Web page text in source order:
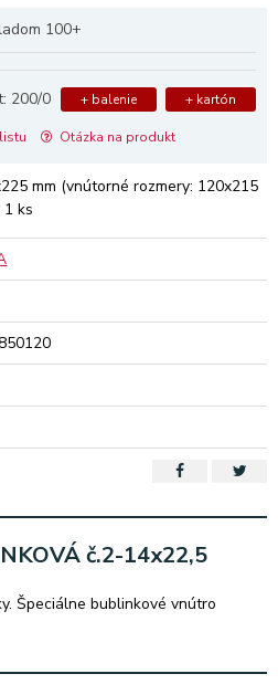
100+
200/0 + balenie + kartón
Otázka na produkt
mm (vnútorné rozmery: 120x215
1 ks
č.2-14x22,5
Špeciálne bublinkové vnútro